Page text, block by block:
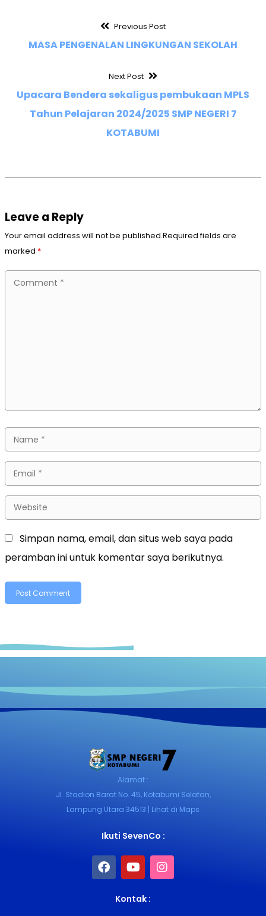
Previous Post
MASA PENGENALAN LINGKUNGAN SEKOLAH
Next Post
Upacara Bendera sekaligus pembukaan MPLS
Tahun Pelajaran 2024/2025 SMP NEGERI 7
KOTABUMI
Leave a Reply
Your email address will not be published.Required fields are
marked *
Simpan nama, email, dan situs web saya pada
peramban ini untuk komentar saya berikutnya.
Alamat :
Jl. Stadion Barat No. 45, Kotabumi Selatan,
Lampung Utara 34513 | Lihat di Maps
Ikuti SevenCo :
Kontak :